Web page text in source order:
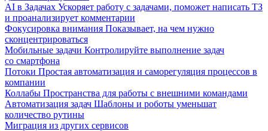
AI в Задачах Ускоряет работу с задачами, поможет написать ТЗ
и проанализирует комментарии
Фокусировка внимания Показывает, на чем нужно
сконцентрироваться
Мобильные задачи Контролируйте выполнение задач
со смартфона
Потоки Простая автоматизация и саморегуляция процессов в
компании
Коллабы Пространства для работы с внешними командами
Автоматизация задач Шаблоны и роботы уменьшат
количество рутины
Миграция из других сервисов